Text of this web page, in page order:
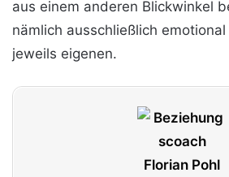
aus einem anderen Blickwinkel
nämlich ausschließlich
jeweils eigenen.